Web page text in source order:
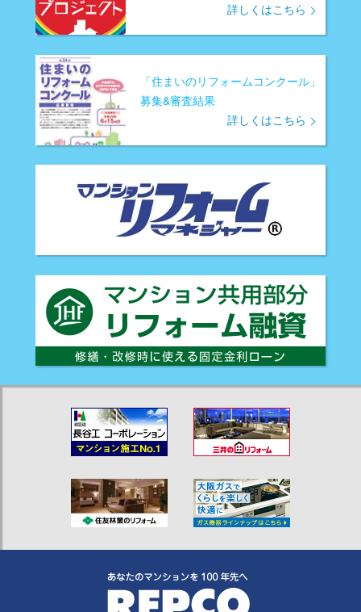
詳しくはこちら
「住まいのリフォームコンクール」
募集&審査結果
詳しくはこちら